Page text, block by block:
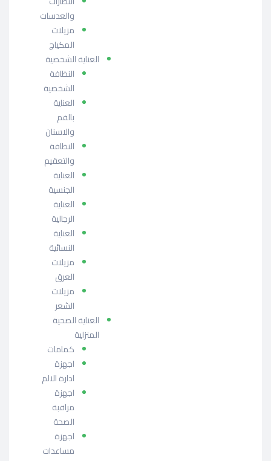
والعدسات
مزيلات
المكياج
العناية الشخصية
النظافة
الشخصية
العناية
بالفم
والاسنان
النظافة
والتعقيم
العناية
الجنسية
العناية
الرجالية
العناية
النسائية
مزيلات
العرق
مزيلات
الشعر
العناية الصحية
المنزلية
كمامات
اجهزة
ادارة الالم
اجهزة
مراقبة
الصحة
اجهزة
مساعدات